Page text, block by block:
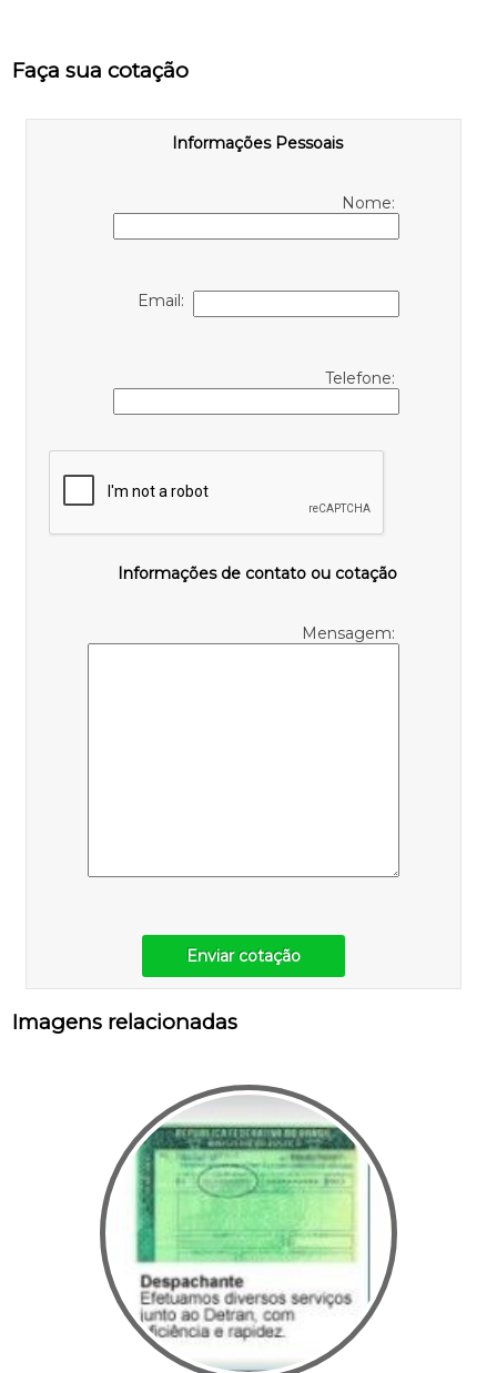
Faça sua cotação
Informações Pessoais
Nome:
Email:
Telefone:
Informações de contato ou cotação
Mensagem:
Enviar cotação
Imagens relacionadas